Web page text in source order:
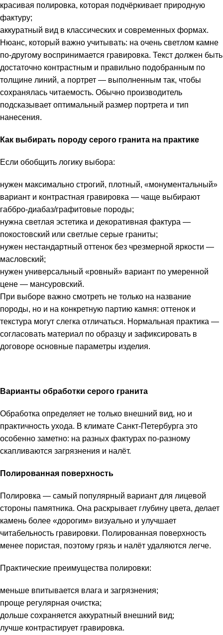
красивая полировка, которая подчёркивает природную
фактуру;
аккуратный вид в классических и современных формах.
Нюанс, который важно учитывать: на очень светлом камне
по-другому воспринимается гравировка. Текст должен быть
достаточно контрастным и правильно подобранным по
толщине линий, а портрет — выполненным так, чтобы
сохранялась читаемость. Обычно производитель
подсказывает оптимальный размер портрета и тип
нанесения.
Как выбирать породу серого гранита на практике
Если обобщить логику выбора:
нужен максимально строгий, плотный, «монументальный»
вариант и контрастная гравировка — чаще выбирают
габбро-диабаз/графитовые породы;
нужна светлая эстетика и декоративная фактура —
покостовский или светлые серые граниты;
нужен нестандартный оттенок без чрезмерной яркости —
масловский;
нужен универсальный «ровный» вариант по умеренной
цене — мансуровский.
При выборе важно смотреть не только на название
породы, но и на конкретную партию камня: оттенок и
текстура могут слегка отличаться. Нормальная практика —
согласовать материал по образцу и зафиксировать в
договоре основные параметры изделия.
Варианты обработки серого гранита
Обработка определяет не только внешний вид, но и
практичность ухода. В климате Санкт-Петербурга это
особенно заметно: на разных фактурах по-разному
скапливаются загрязнения и налёт.
Полированная поверхность
Полировка — самый популярный вариант для лицевой
стороны памятника. Она раскрывает глубину цвета, делает
камень более «дорогим» визуально и улучшает
читабельность гравировки. Полированная поверхность
менее пористая, поэтому грязь и налёт удаляются легче.
Практические преимущества полировки:
меньше впитывается влага и загрязнения;
проще регулярная очистка;
дольше сохраняется аккуратный внешний вид;
лучше контрастирует гравировка.